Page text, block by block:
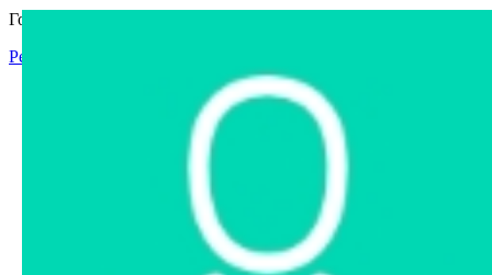
Гостевой доступ
Регистрация
Интернет-магазин
Интернет-витрина
Арестованное имущество